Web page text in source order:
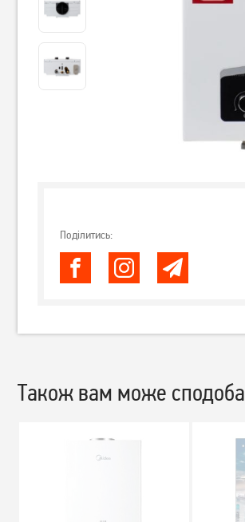
Поділитись:
Також вам може